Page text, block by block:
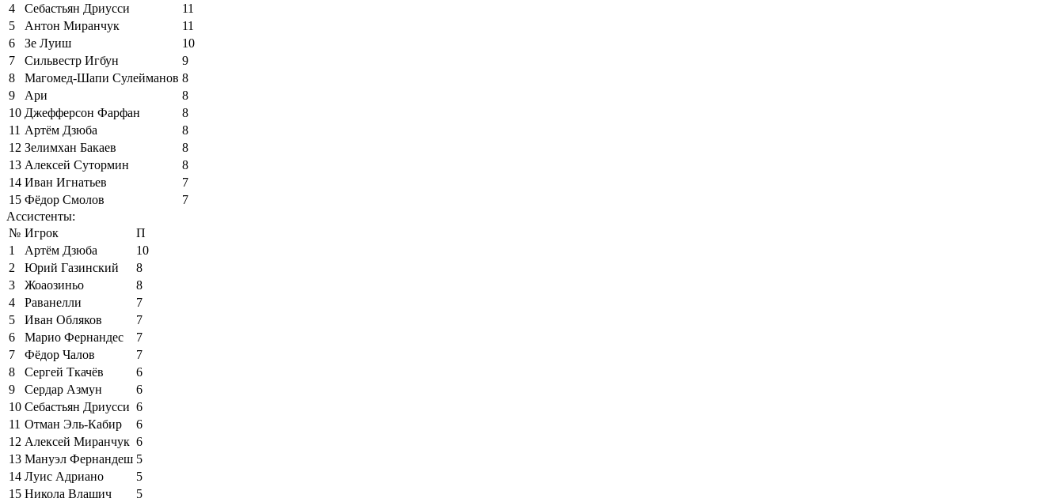
4
Себастьян Дриусси
11
5
Антон Миранчук
11
6
Зе Луиш
10
7
Сильвестр Игбун
9
8
Магомед-Шапи Сулейманов 8
9
Ари
8
10 Джефферсон Фарфан
8
11 Артём Дзюба
8
12 Зелимхан Бакаев
8
13 Алексей Сутормин
8
14 Иван Игнатьев
7
15 Фёдор Смолов
7
Ассистенты:
№ Игрок
П
1
Артём Дзюба
10
2
Юрий Газинский
8
3
Жоаозиньо
8
4
Раванелли
7
5
Иван Обляков
7
6
Марио Фернандес
7
7
Фёдор Чалов
7
8
Сергей Ткачёв
6
9
Сердар Азмун
6
10 Себастьян Дриусси 6
11 Отман Эль-Кабир
6
12 Алексей Миранчук 6
13 Мануэл Фернандеш 5
14 Луис Адриано
5
15 Никола Влашич
5